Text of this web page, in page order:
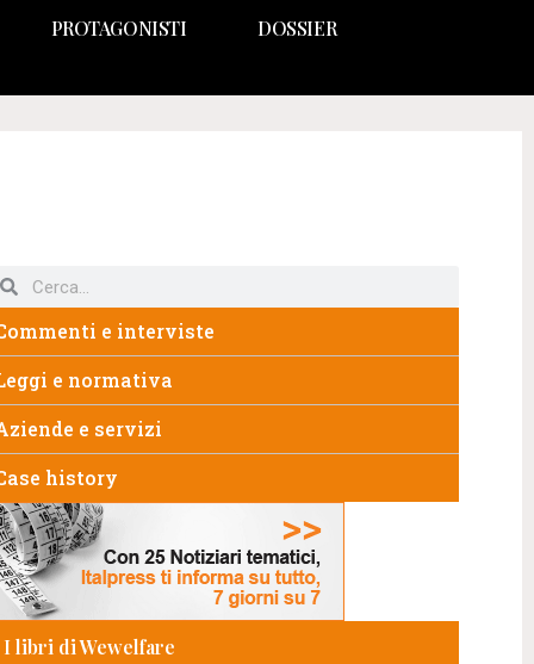
PROTAGONISTI DOSSIER
e interviste
e normativa
e servizi
history
I libri di Wewelfare